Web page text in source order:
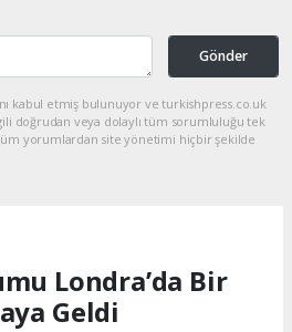
Gönder
kabul etmiş bulunuyor ve turkishpress.co.uk
doğrudan veya dolaylı tüm sorumluluğu tek
tüm yorumlardan site yönetimi hiçbir şekilde
Londra’da Bir
Geldi